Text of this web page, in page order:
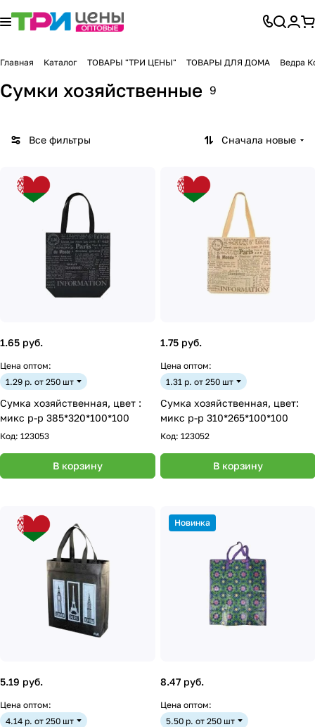
Главная Каталог ТОВАРЫ "ТРИ ЦЕНЫ" ТОВАРЫ ДЛЯ ДОМА Ведра
Сумки хозяйственные 9
Все фильтры Сначала новые
1.65 руб.
Цена оптом:
1.29 р. от 250 шт
Сумка хозяйственная, цвет :
микс р-р 385*320*100*100
Код: 123053
В корзину
1.75 руб.
Цена оптом:
1.31 р. от 250 шт
Сумка хозяйственная, цвет:
микс р-р 310*265*100*100
Код: 123052
В корзину
5.19 руб.
Цена оптом:
4.14 р. от 250 шт
Новинка
8.47 руб.
Цена оптом:
5.50 р. от 250 шт